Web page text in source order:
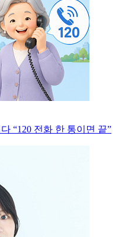
“120 전화 한 통이면 끝”